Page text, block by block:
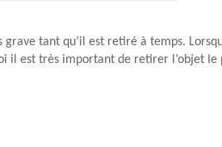
tant qu’il est retiré à temps.
il est très important de retirer l’objet le